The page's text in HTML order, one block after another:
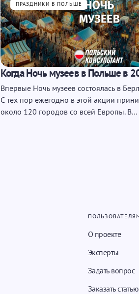
ПРАЗДНИКИ В ПОЛЬШЕ
Когда Ночь музеев в Польше в
Впервые Ночь музеев состоялась в
С тех пор ежегодно в этой акции
около 120 городов со всей Европы. В…
О проекте
Эксперты
Задать вопрос
Заказать статью